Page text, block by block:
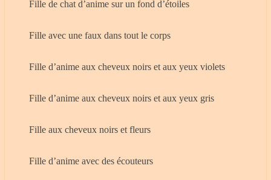
Fille de chat d’anime sur un fond d’étoiles
Fille avec une faux dans tout le corps
Fille d’anime aux cheveux noirs et aux yeux violets
Fille d’anime aux cheveux noirs et aux yeux gris
Fille aux cheveux noirs et fleurs
Fille d’anime avec des écouteurs